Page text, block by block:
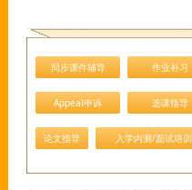
同步课件辅导 作业补习
Appeal申诉 选课指导
论文指导 入学内测/面试培训